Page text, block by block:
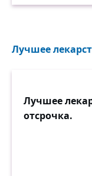
Лучшее
Лучшее
отсрочка.